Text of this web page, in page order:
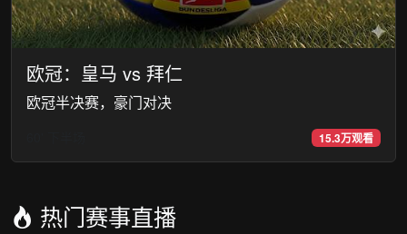
欧冠：皇马 vs 拜仁
欧冠半决赛，豪门对决
15.3万观看
热门赛事直播